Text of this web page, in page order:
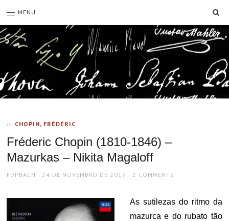
MENU
In CHOPIN, FRÉDÉRIC
Fréderic Chopin (1810-1846) –
Mazurkas – Nikita Magaloff
AUTHOR
FDPBACH
POSTED
24 DE NOVEMBRO DE 2019 2 COMMENTS
As sutilezas do ritmo da
mazurca e do rubato tão